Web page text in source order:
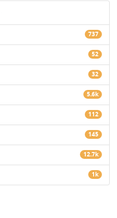
737
52
32
5.6k
112
145
12.7k
1k